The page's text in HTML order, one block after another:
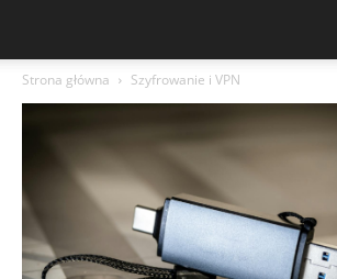
Strona główna Szyfrowanie i VPN